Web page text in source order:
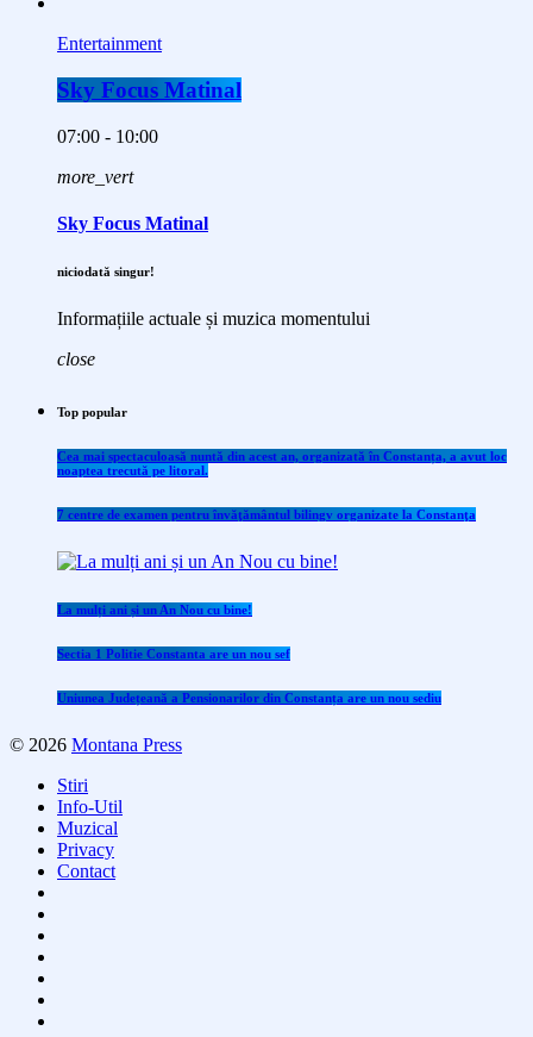
Entertainment
Sky Focus Matinal
07:00 - 10:00
more_vert
Sky Focus Matinal
niciodată singur!
Informațiile actuale și muzica momentului
close
Top popular
Cea mai spectaculoasă nuntă din acest an, organizată în Constanța, a avut loc
noaptea trecută pe litoral.
7 centre de examen pentru învăţământul bilingv organizate la Constanţa
La mulți ani și un An Nou cu bine!
Sectia 1 Politie Constanta are un nou sef
Uniunea Județeană a Pensionarilor din Constanța are un nou sediu
© 2026 Montana Press
Stiri
Info-Util
Muzical
Privacy
Contact